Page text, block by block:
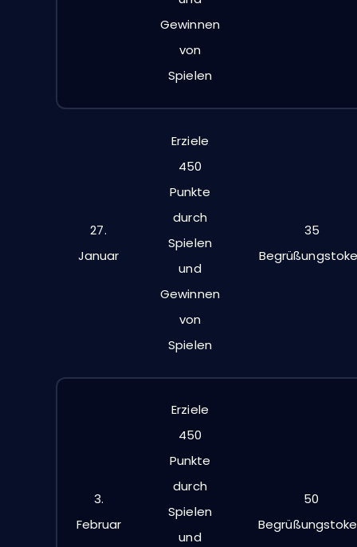
Gewinnen
von
Spielen
27.
Januar
Erziele
450
Punkte
durch
Spielen
und
Gewinnen
von
Spielen
35
3.
Februar
Erziele
450
Punkte
durch
Spielen
und
50